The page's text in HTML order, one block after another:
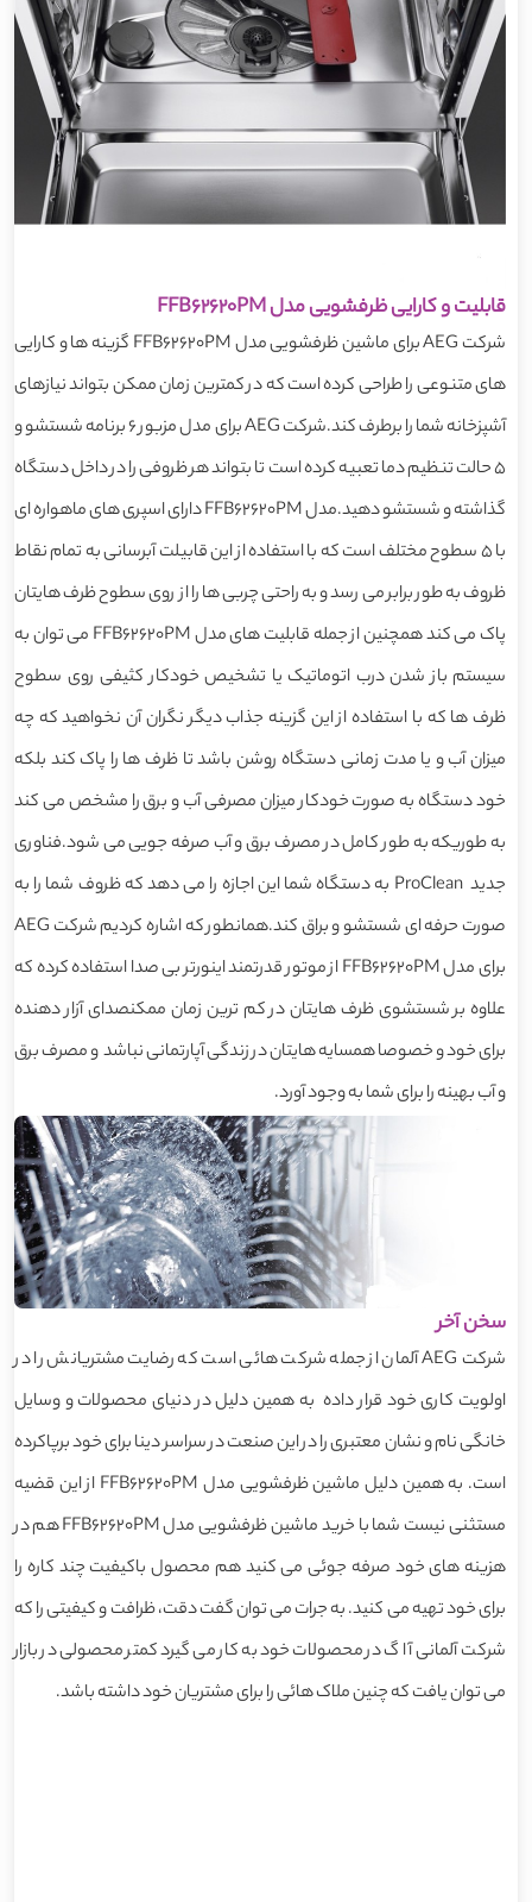
قابلیت و کارایی ظرفشویی مدل FFB62620PM
شرکت AEG برای ماشین ظرفشویی مدل FFB62620PM گزینه ها و کارایی
های متنوعی را طراحی کرده است که در کمترین زمان ممکن بتواند نیازهای
آشپزخانه شما را برطرف کند.شرکت AEG برای مدل مزبور 6 برنامه شستشو و
5 حالت تنظیم دما تعبیه کرده است تا بتواند هر ظروفی را در داخل دستگاه
گذاشته و شستشو دهید.مدل FFB62620PM دارای اسپری های ماهواره ای
با 5 سطوح مختلف است که با استفاده از این قابیلت آبرسانی به تمام نقاط
ظروف به طور برابر می رسد و به راحتی چربی ها را از روی سطوح ظرف هایتان
پاک می کند همچنین از جمله قابلیت های مدل FFB62620PM می توان به
سیستم باز شدن درب اتوماتیک یا تشخیص خودکار کثیفی روی سطوح
ظرف ها که با استفاده از این گزینه جذاب دیگر نگران آن نخواهید که چه
میزان آب و یا مدت زمانی دستگاه روشن باشد تا ظرف ها را پاک کند بلکه
خود دستگاه به صورت خودکار میزان مصرفی آب و برق را مشخص می کند
به طوریکه به طور کامل در مصرف برق و آب صرفه جویی می شود.فناوری
جدید ProClean به دستگاه شما این اجازه را می دهد که ظروف شما را به
صورت حرفه ای شستشو و براق کند.همانطور که اشاره کردیم شرکت AEG
برای مدل FFB62620PM از موتور قدرتمند اینورتر بی صدا استفاده کرده که
علاوه بر شستشوی ظرف هایتان در کم ترین زمان ممکنصدای آزار دهنده
برای خود و خصوصا همسایه هایتان در زندگی آپارتمانی نباشد و مصرف برق
و آب بهینه را برای شما به وجود آورد.
سخن آخر
شرکت AEG آلمان از جمله شرکت هائی است که رضایت مشتریانش را در
اولویت کاری خود قرار داده به همین دلیل در دنیای محصولات و وسایل
خانگی نام و نشان معتبری را در این صنعت در سراسر دینا برای خود برپاکرده
است. به همین دلیل ماشین ظرفشویی مدل FFB62620PM از این قضیه
مستثنی نیست شما با خرید ماشین ظرفشویی مدل FFB62620PM هم در
هزینه های خود صرفه جوئی می کنید هم محصول باکیفیت چند کاره را
برای خود تهیه می کنید. به جرات می توان گفت دقت، ظرافت و کیفیتی را که
شرکت آلمانی آ ا گ در محصولات خود به کار می گیرد کمتر محصولی در بازار
می توان یافت که چنین ملاک هائی را برای مشتریان خود داشته باشد.